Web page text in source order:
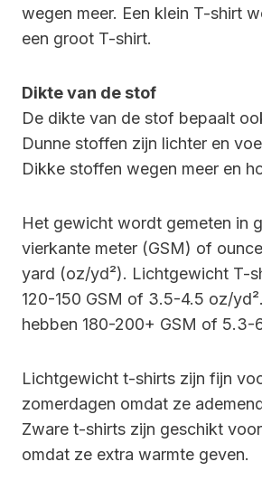
wegen meer. Een klein T-shirt
een groot T-shirt.
Dikte van de stof
De dikte van de stof bepaalt
Dunne stoffen zijn lichter en
Dikke stoffen wegen meer en
Het gewicht wordt gemeten in
vierkante meter (GSM) of
yard (oz/yd²). Lichtgewicht T-
120-150 GSM of 3.5-4.5 oz/
hebben 180-200+ GSM of 5.3-
Lichtgewicht t-shirts zijn fijn
zomerdagen omdat ze
Zware t-shirts zijn geschikt
omdat ze extra warmte geven.